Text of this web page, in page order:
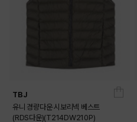
TBJ
유니 경량다운 시보리넥 베스트
(RDS다운)(T214DW210P)